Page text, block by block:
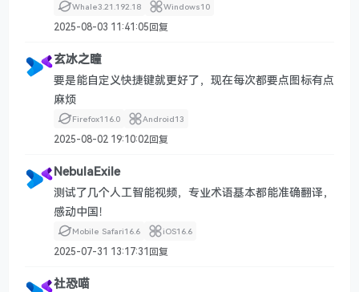
Whale3.21.192.18 Windows10
2025-08-03 11:41:05回复
玄冰之瞳
要是能自定义快捷键就更好了，现在每次都要点图标有点
麻烦
Firefox116.0 Android13
2025-08-02 19:10:02回复
NebulaExile
测试了几个人工智能视频，专业术语基本都能准确翻译，
感动中国！
Mobile Safari16.6 iOS16.6
2025-07-31 13:17:31回复
社恐喵